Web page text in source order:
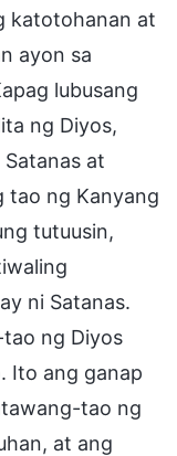
katotohanan at
ayon sa
lubusang
ng Diyos,
at
tao ng Kanyang
tutuusin,
ni Satanas.
ng Diyos
Ito ang ganap
tao ng
at ang